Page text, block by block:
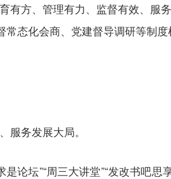
方、管理有力、监督有效、服
态化会商、党建督导调研等制
服务发展大局。
论坛”“周三大讲堂”“发改书吧